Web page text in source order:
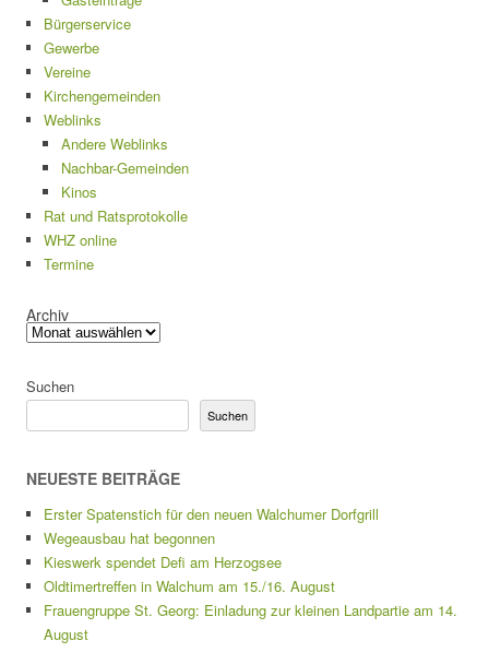
Bürgerservice
Gewerbe
Vereine
Kirchengemeinden
Weblinks
Andere Weblinks
Nachbar-Gemeinden
Kinos
Rat und Ratsprotokolle
WHZ online
Termine
Archiv
Suchen
Suchen
NEUESTE BEITRÄGE
Erster Spatenstich für den neuen Walchumer Dorfgrill
Wegeausbau hat begonnen
Kieswerk spendet Defi am Herzogsee
Oldtimertreffen in Walchum am 15./16. August
Frauengruppe St. Georg: Einladung zur kleinen Landpartie am 14.
August